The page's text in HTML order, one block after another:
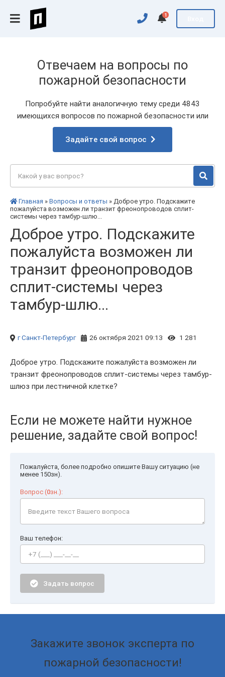
1
Отвечаем на вопросы по
пожарной безопасности
Попробуйте найти аналогичную тему среди 4843
имеющихся вопросов по пожарной безопасности или
Задайте свой вопрос
Главная » Вопросы и ответы » Доброе утро. Подскажите
пожалуйста возможен ли транзит фреонопроводов сплит-
системы через тамбур-шлю...
Доброе утро. Подскажите
пожалуйста возможен ли
транзит фреонопроводов
сплит-системы через
тамбур-шлю...
г Санкт-Петербург 26 октября 2021 09:13 1 281
Доброе утро. Подскажите пожалуйста возможен ли
транзит фреонопроводов сплит-системы через тамбур-
шлюз при лестничной клетке?
Если не можете найти нужное
решение, задайте свой вопрос!
Пожалуйста, более подробно опишите Вашу ситуацию (не
менее 150зн).
Вопрос (0зн.):
Ваш телефон:
Задать вопрос
Закажите звонок эксперта по
пожарной безопасности!